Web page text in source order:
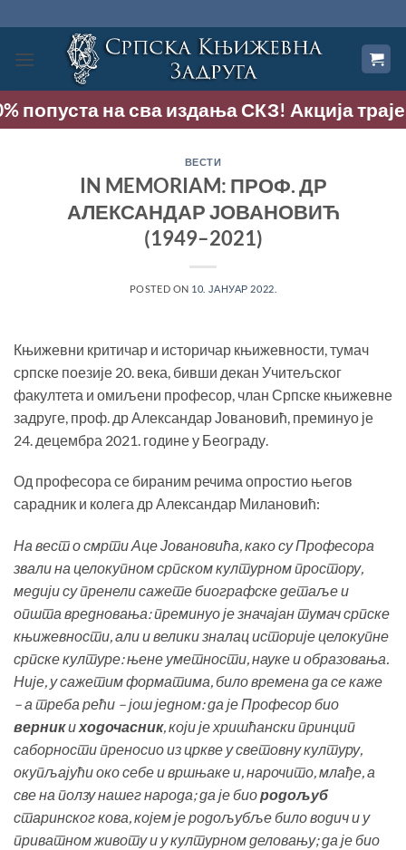
на
садржај
на сва издања СКЗ! Акција траје до
ВЕСТИ
IN MEMORIAM: ПРОФ. ДР
АЛЕКСАНДАР ЈОВАНОВИЋ
(1949–2021)
POSTED ON 10. ЈАНУАР 2022.
Књижевни критичар и историчар књижевности, тумач
српске поезије 20. века, бивши декан Учитељског
факултета и омиљени професор, члан Српске књижевне
задруге, проф. др Александар Јовановић, преминуо је
24. децембра 2021. године у Београду.
Од професора се бираним речима опростио његов
сарадник и колега др Александар Милановић:
На вест о смрти Аце Јовановића, како су Професора
звали на целокупном српском културном простору,
медији су пренели сажете биографске детаље и
општа вредновања: преминуо је значајан тумач српске
књижевности, али и велики зналац историје целокупне
српске културе: њене уметности, науке и образовања.
Није, у сажетим форматима, било времена да се каже
– а треба рећи – још једном: да је Професор био
верникиходочасник, који је хришћански принцип
саборности преносио из цркве у световну културу,
окупљајући око себе и вршњаке и, нарочито, млађе, а
све на ползу нашег народа; да је биородољуб
старинског кова, којем је родољубље било водич и у
приватном животу и у културном деловању; да је био